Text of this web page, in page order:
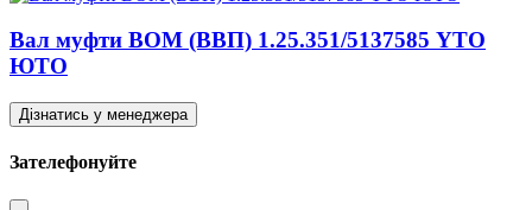
Вал муфти ВОМ (ВВП) 1.25.351/5137585 YTO
ЮТО
Дізнатись у менеджера
Зателефонуйте